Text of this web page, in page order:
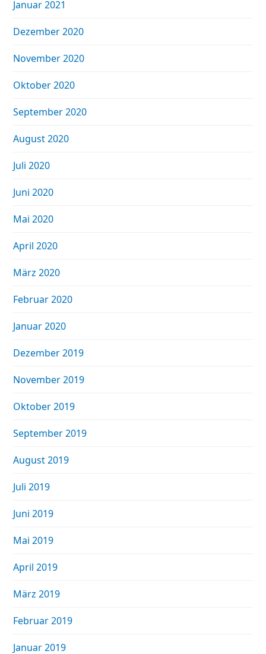
Januar 2021
Dezember 2020
November 2020
Oktober 2020
September 2020
August 2020
Juli 2020
Juni 2020
Mai 2020
April 2020
März 2020
Februar 2020
Januar 2020
Dezember 2019
November 2019
Oktober 2019
September 2019
August 2019
Juli 2019
Juni 2019
Mai 2019
April 2019
März 2019
Februar 2019
Januar 2019